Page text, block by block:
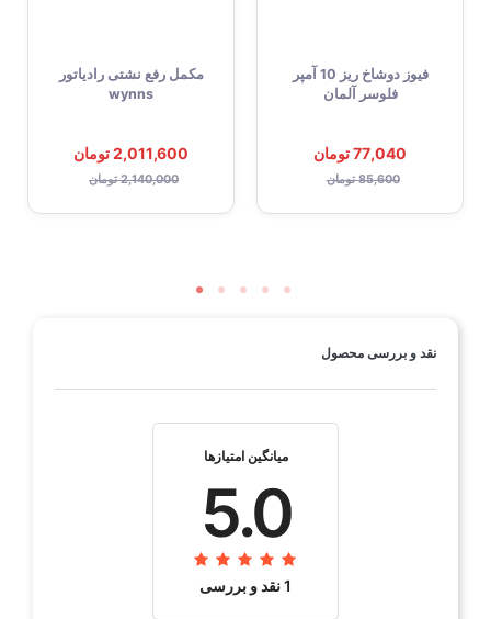
فیوز دوشاخ ریز 10 آمپر
فلوسر آلمان
77,040 تومان
85,600 تومان
مکمل رفع نشتی رادیاتور
wynns
2,011,600 تومان
2,140,000 تومان
نقد و بررسی محصول
میانگین امتیازها
5.0
1 نقد و بررسی